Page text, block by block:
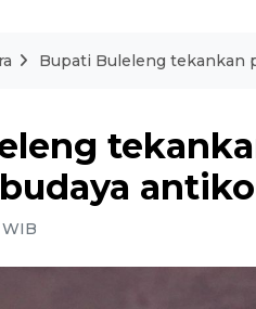
Bupati Buleleng tekankan
WIB